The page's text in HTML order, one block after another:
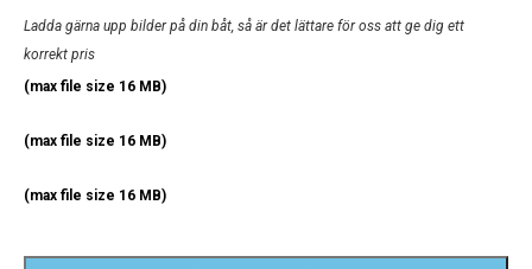
Ladda gärna upp bilder på din båt, så är det lättare för oss att ge dig ett
korrekt pris
(max file size 16 MB)
(max file size 16 MB)
(max file size 16 MB)